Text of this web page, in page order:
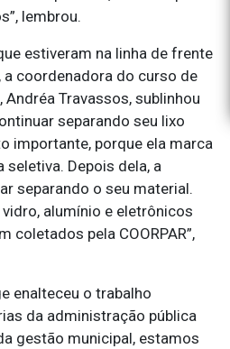
lembrou.
estiveram na linha de frente
a coordenadora do curso de
Travassos, sublinhou
separando seu lixo
importante, porque ela marca
Depois dela, a
separando o seu material.
vidro, alumínio e eletrônicos
coletados pela COORPAR”,
enalteceu o trabalho
da administração pública
gestão municipal, estamos